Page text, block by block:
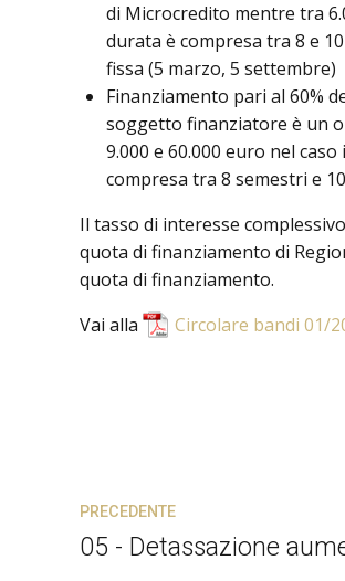
di Microcredito mentre tra
durata è compresa tra 8 e
fissa (5 marzo, 5 settembre)
Finanziamento pari al 60%
soggetto finanziatore è un
9.000 e 60.000 euro nel
compresa tra 8 semestri e
Il tasso di interesse
quota di finanziamento di
quota di finanziamento.
Vai alla
Circolare bandi 01/
PRECEDENTE
05 - Detassazione